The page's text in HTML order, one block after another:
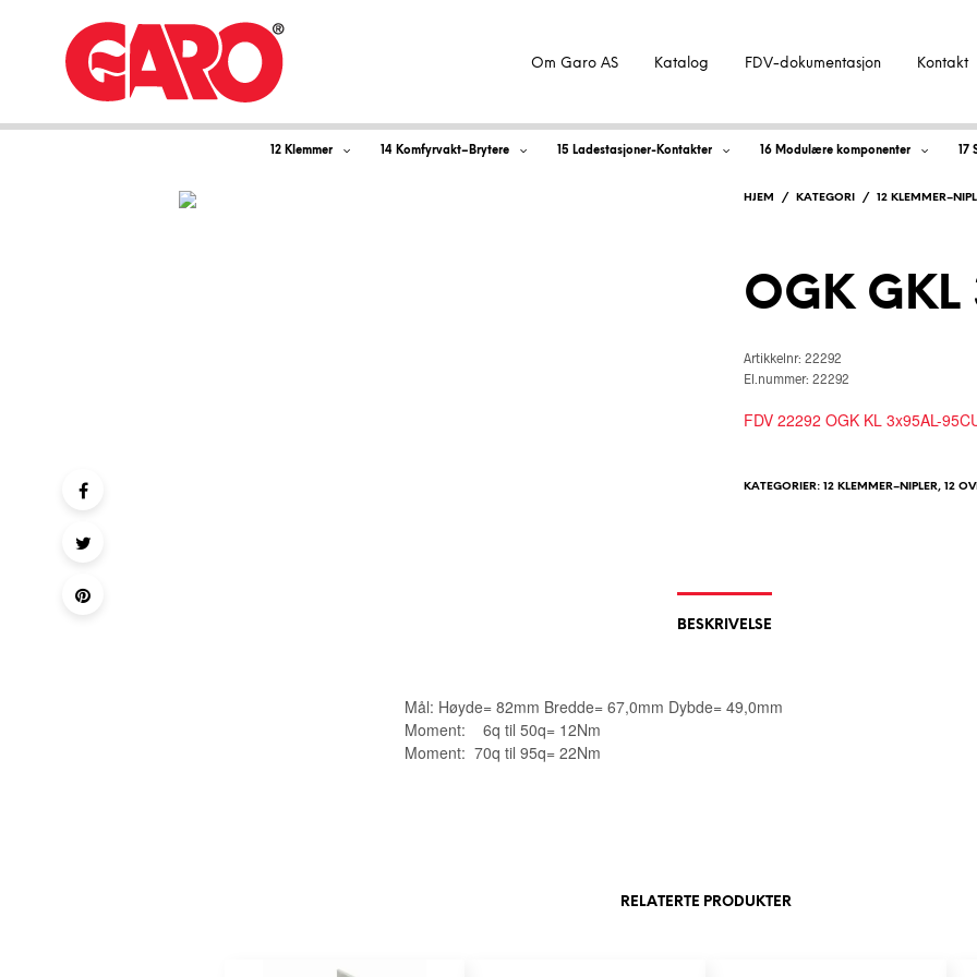
12 Klemmer 14 Komfyrvakt–Brytere 15 Ladestasjoner-Kontakter 16 Modulære komponenter
Om Garo AS Katalog FDV-dokumentasjon Kontakt
HJEM / KATEGORI / 12
OGK
Artikkelnr: 22292
El.nummer: 22292
FDV 22292 OGK KL 3x95AL-
KATEGORIER: 12 KLEMMER–NIPLER, 12
BESKRIVELSE
Mål: Høyde= 82mm Bredde= 67,0mm Dybde= 49,0mm
Moment: 6q til 50q= 12Nm
Moment: 70q til 95q= 22Nm
RELATERTE PRODUKTER